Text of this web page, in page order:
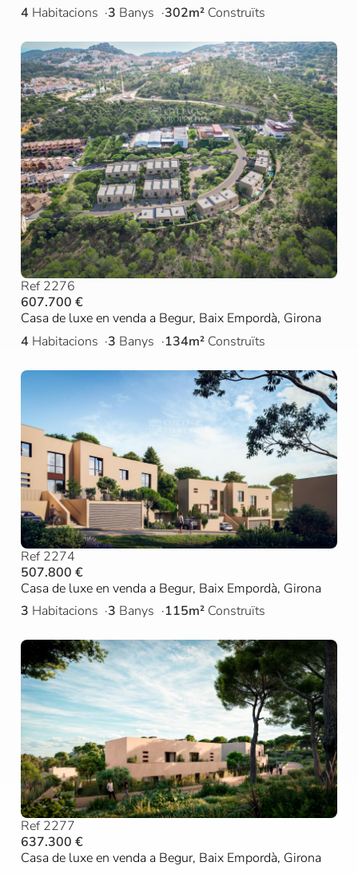
4 Habitacions 3 Banys 302m² Construïts
Ref 2276
607.700 €
Casa de luxe en venda a Begur, Baix Empordà, Girona
4 Habitacions 3 Banys 134m² Construïts
Ref 2274
507.800 €
Casa de luxe en venda a Begur, Baix Empordà, Girona
3 Habitacions 3 Banys 115m² Construïts
Ref 2277
637.300 €
Casa de luxe en venda a Begur, Baix Empordà, Girona